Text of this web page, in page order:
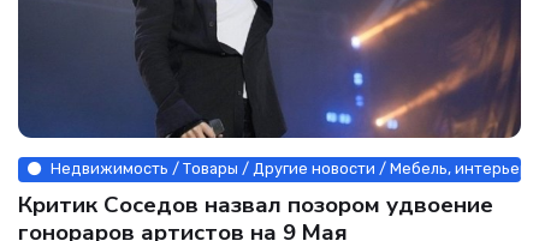
Недвижимость / Товары / Другие новости / Мебель,
Критик Соседов назвал позором удвоение
гонораров артистов на 9 Мая